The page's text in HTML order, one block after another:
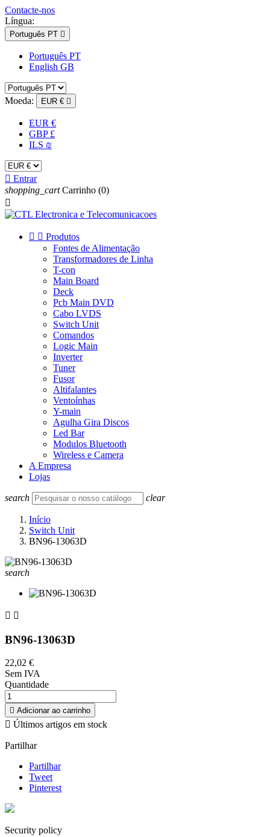
Contacte-nos
Língua:
Português PT 
Português PT
English GB
Moeda: EUR € 
EUR €
GBP £
ILS ₪
 Entrar
shopping_cart Carrinho (0)

  Produtos
Fontes de Alimentação
Transformadores de Linha
T-con
Main Board
Deck
Pcb Main DVD
Cabo LVDS
Switch Unit
Comandos
Logic Main
Inverter
Tuner
Fusor
Altifalantes
Ventoínhas
Y-main
Agulha Gira Discos
Led Bar
Modulos Bluetooth
Wireless e Camera
A Empresa
Lojas
search clear
Início
Switch Unit
BN96-13063D
search
 
BN96-13063D
22,02 €
Sem IVA
Quantidade
 Adicionar ao carrinho
 Últimos artigos em stock
Partilhar
Partilhar
Tweet
Pinterest
Security policy